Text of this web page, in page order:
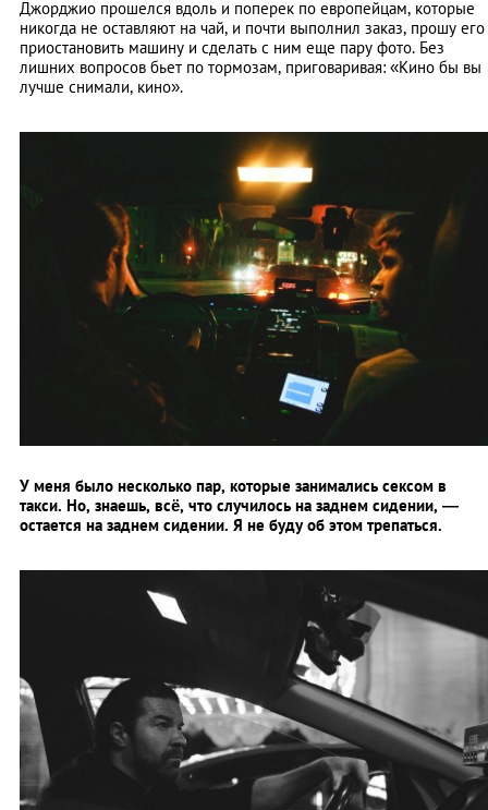
Джорджио прошелся вдоль и поперек по европейцам, которые
никогда не оставляют на чай, и почти выполнил заказ, прошу его
приостановить машину и сделать с ним еще пару фото. Без
лишних вопросов бьет по тормозам, приговаривая: «Кино бы вы
лучше снимали, кино».
У меня было несколько пар, которые занимались сексом в
такси. Но, знаешь, всё, что случилось на заднем сидении, —
остается на заднем сидении. Я не буду об этом трепаться.